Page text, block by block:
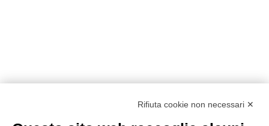
Rifiuta cookie non necessari ✕